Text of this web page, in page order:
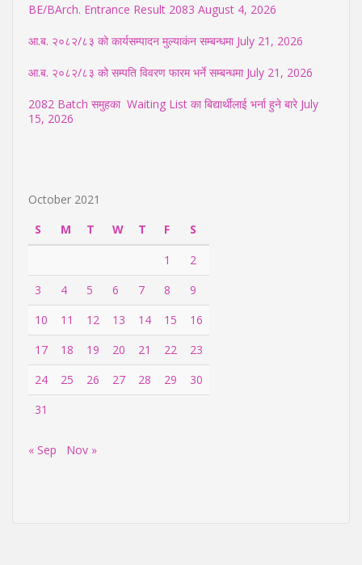
BE/BArch. Entrance Result 2083 August 4, 2026
आ.ब. २०८२/८३ को कार्यसम्पादन मुल्याकंन सम्बन्धमा July 21, 2026
आ.ब. २०८२/८३ को सम्पति विवरण फारम भर्ने सम्बन्धमा July 21, 2026
2082 Batch समुहका Waiting List का बिद्यार्थीलाई भर्ना हुने बारे July
15, 2026
October 2021
S
M T W T F
S
1
2
3
4 5 6 7 8
9
10
11 12 13 14 15
16
17
18 19 20 21 22
23
24
25 26 27 28 29
30
31
« Sep Nov »